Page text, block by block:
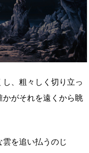
、粗々しく切り立っ
がそれを遠くから眺
を追い払うのじ